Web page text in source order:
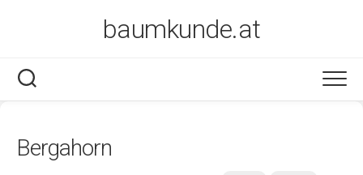
baumkunde.at
Bergahorn